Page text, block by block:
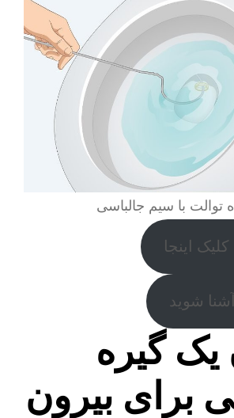
توالت با سیم جالباسی
اینجا
شوید
یک گیره
برای بیرون